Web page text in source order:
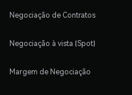
Negociação de Contratos
Negociação à vista (Spot)
Margem de Negociação